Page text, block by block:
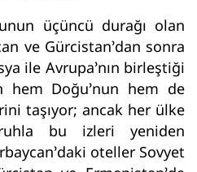
üçüncü durağı olan
ve Gürcistan’dan sonra
ile Avrupa’nın birleştiği
hem Doğu’nun hem de
taşıyor; ancak her ülke
bu izleri yeniden
oteller Sovyet